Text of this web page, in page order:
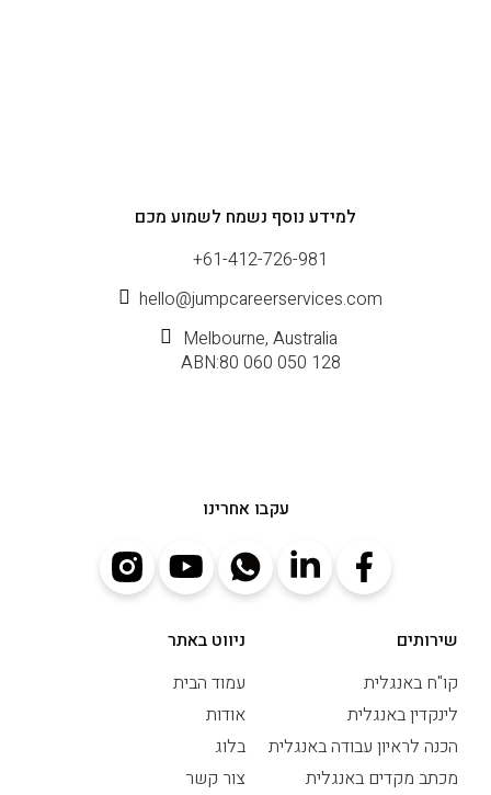
ניווט באתר
עמוד הבית
אודות
בלוג
צור קשר
שירותים
קו"ח באנגלית
לינקדין באנגלית
הכנה לראיון עבודה באנגלית
מכתב מקדים באנגלית
למידע נוסף נשמח לשמוע מכם
+61-412-726-981
hello@jumpcareerservices.com
Melbourne, Australia
ABN:80 060 050 128
עקבו אחרינו